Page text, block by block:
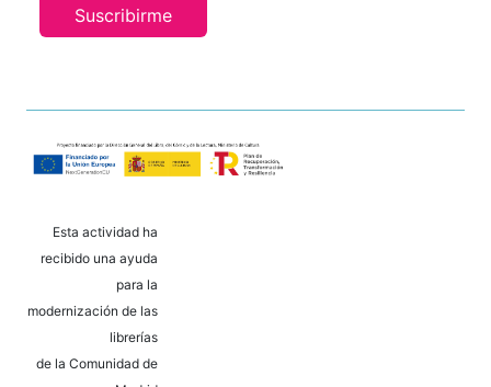
Suscribirme
Esta actividad ha
recibido una ayuda
para la
modernización de las
librerías
de la Comunidad de